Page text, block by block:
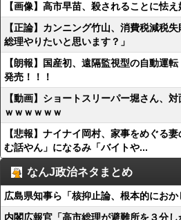
【画像】高市早苗、殺されることに怯
【正論】カンニング竹山、消費税減税
総理やりたいと思います？」
【朗報】国産初、遠隔監視型の自動運
発売！！！
【動画】ショートスリーパー堀さん、
ｗｗｗｗｗｗ
【悲報】ナイナイ岡村、家事をめぐる
む話やん」になるみ「バイトや...
なんJ政治ネタまとめ
広島県知事ら「核抑止論、根本的におか
内閣広報官「高市総理が避難所を３分